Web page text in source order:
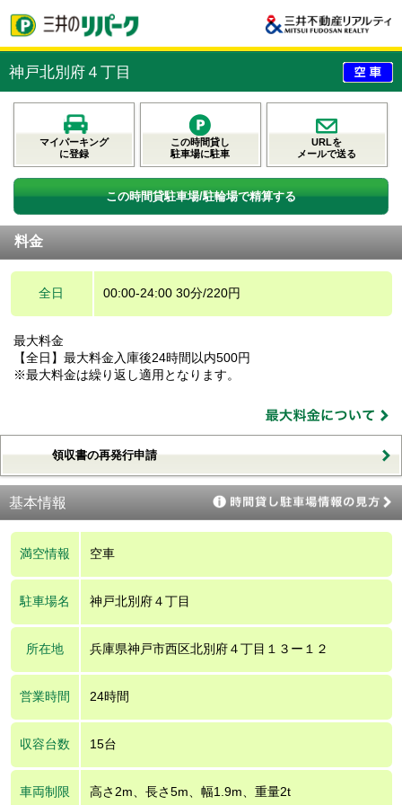
神戸北別府４丁目
マイパーキング
に登録
この時間貸し
駐車場に駐車
URLを
メールで送る
この時間貸駐車場/駐輪場で精算する
料金
全日 00:00-24:00 30分/220円
最大料金
【全日】最大料金入庫後24時間以内500円
※最大料金は繰り返し適用となります。
領収書の再発行申請
基本情報
満空情報 空車
駐車場名 神戸北別府４丁目
所在地 兵庫県神戸市西区北別府４丁目１３ー１２
営業時間 24時間
収容台数 15台
車両制限 高さ2m、長さ5m、幅1.9m、重量2t